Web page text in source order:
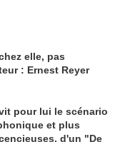
elle, pas
: Ernest Reyer
pour lui le scénario
et plus
d'un "De